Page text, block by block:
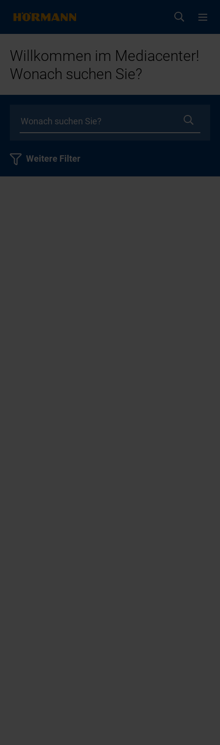
Willkommen im Mediacenter!
Wonach suchen Sie?
Weitere Filter